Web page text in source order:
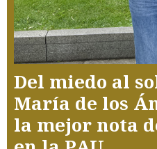
Del miedo al
María de los
la mejor nota